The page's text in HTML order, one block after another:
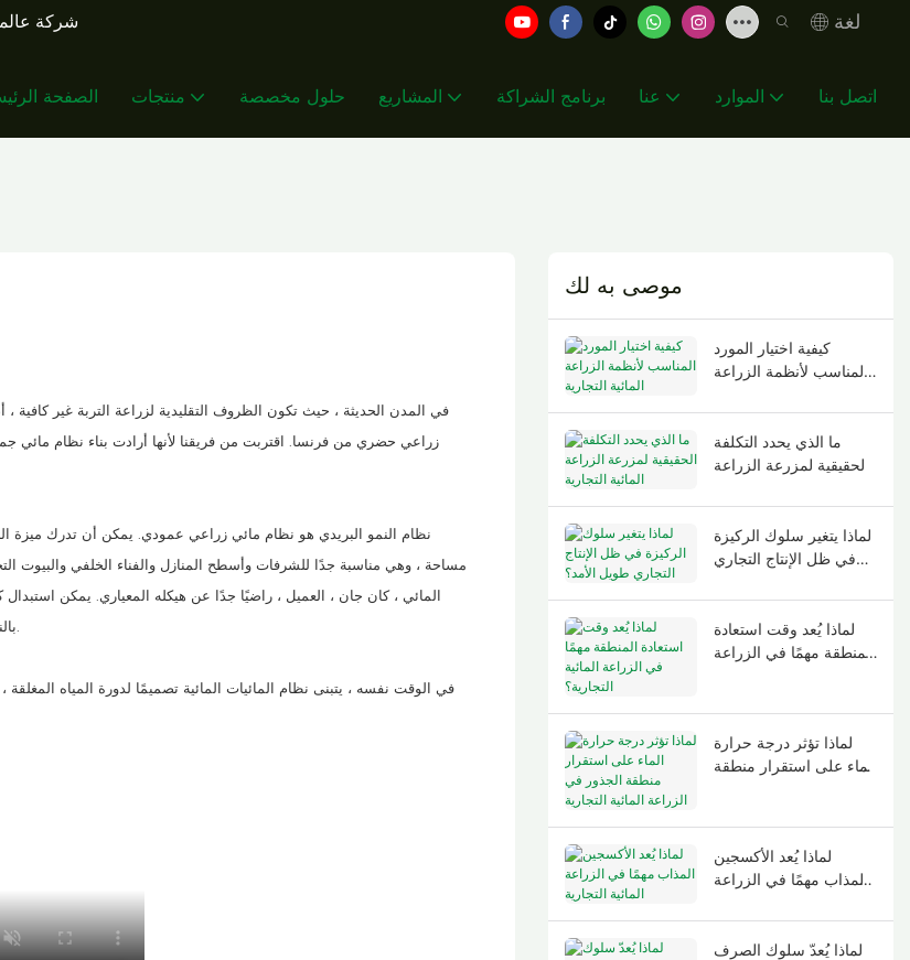
شركة لغة
الصفحة منتجات حلول مخصصة المشاريع برنامج الشراكة عنا الموارد اتصل بنا
في المدن الحديثة ، حيث تكون الظروف التقليدية لزراعة التربة غير
زراعي حضري من فرنسا. اقتربت من فريقنا لأنها أرادت بناء نظام مائي
نظام النمو البريدي هو نظام مائي زراعي عمودي. يمكن أن تدرك ميزة
مساحة ، وهي مناسبة جدًا للشرفات وأسطح المنازل والفناء الخلفي والبيوت
موصى به لك
كيفية اختيار المورد
المناسب لأنظمة الزراعة
ما الذي يحدد التكلفة
الحقيقية لمزرعة الزراعة
لماذا يتغير سلوك الركيزة
في ظل الإنتاج التجاري
لماذا يُعد وقت استعادة
المنطقة مهمًا في الزراعة
لماذا تؤثر درجة حرارة
الماء على استقرار منطقة
لماذا يُعد الأكسجين
المذاب مهمًا في الزراعة
لماذا يُعدّ سلوك الصرف